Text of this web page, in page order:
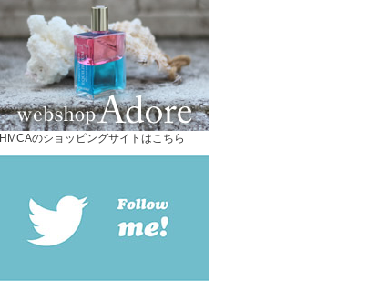
HMCAのショッピングサイトはこちら